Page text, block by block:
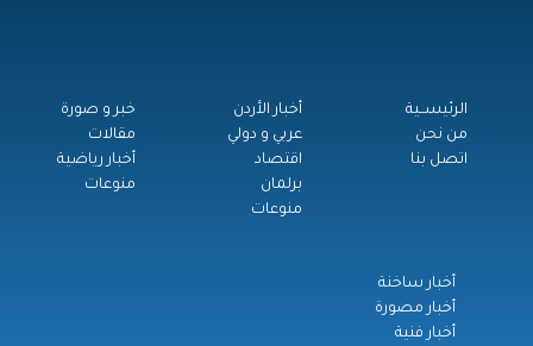
الرئيســية
من نحن
اتصل بنا
أخبار الأردن
عربي و دولي
اقتصاد
برلمان
منوعات
خبر و صورة
مقالات
أخبار رياضية
منوعات
أخبار ساخنة
أخبار مصورة
أخبار فنية